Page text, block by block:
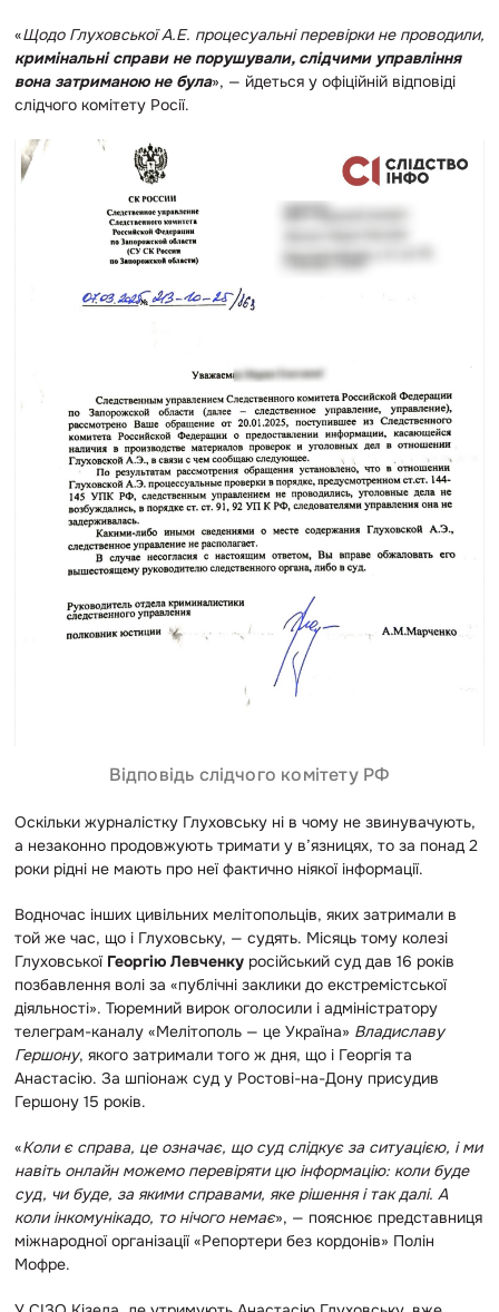
«Щодо Глуховської А.Е. процесуальні перевірки не проводили,
кримінальні справи не порушували, слідчими управління
вона затриманою не була», — йдеться у офіційній відповіді
слідчого комітету Росії.
Відповідь слідчого комітету РФ
Оскільки журналістку Глуховську ні в чому не звинувачують,
а незаконно продовжують тримати у в’язницях, то за понад 2
роки рідні не мають про неї фактично ніякої інформації.
Водночас інших цивільних мелітопольців, яких затримали в
той же час, що і Глуховську, — судять. Місяць тому колезі
Глуховської Георгію Левченку російський суд дав 16 років
позбавлення волі за «публічні заклики до екстремістської
діяльності». Тюремний вирок оголосили і адміністратору
телеграм-каналу «Мелітополь — це Україна» Владиславу
Гершону, якого затримали того ж дня, що і Георгія та
Анастасію. За шпіонаж суд у Ростові-на-Дону присудив
Гершону 15 років.
«Коли є справа, це означає, що суд слідкує за ситуацією, і ми
навіть онлайн можемо перевіряти цю інформацію: коли буде
суд, чи буде, за якими справами, яке рішення і так далі. А
коли інкомунікадо, то нічого немає», — пояснює представниця
міжнародної організації «Репортери без кордонів» Полін
Мофре.